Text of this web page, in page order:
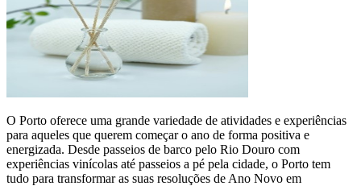
O Porto oferece uma grande variedade de atividades e experiências
para aqueles que querem começar o ano de forma positiva e
energizada. Desde passeios de barco pelo Rio Douro com
experiências vinícolas até passeios a pé pela cidade, o Porto tem
tudo para transformar as suas resoluções de Ano Novo em